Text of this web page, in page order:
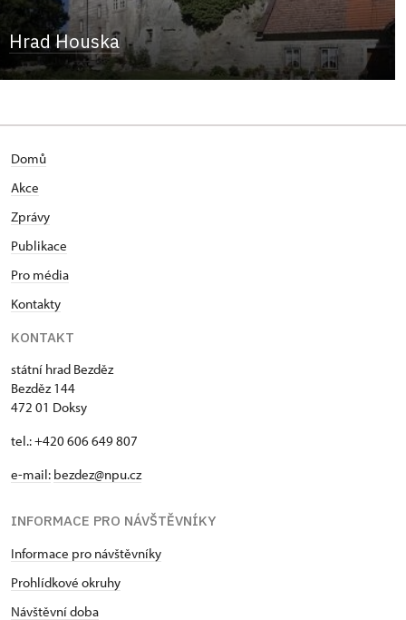
Hrad Houska
Domů
Akce
Zprávy
Publikace
Pro média
Kontakty
KONTAKT
státní hrad Bezděz
Bezděz 144
472 01 Doksy
tel.: +420 606 649 807
e-mail: bezdez@npu.cz
INFORMACE PRO NÁVŠTĚVNÍKY
Informace pro návštěvníky
Prohlídkové okruhy
Návštěvní doba